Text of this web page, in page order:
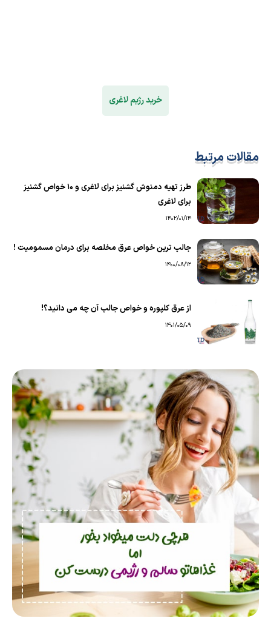
خرید رژیم لاغری
مقالات مرتبط
طرز تهیه دمنوش گشنیز برای لاغری و ۱۰ خواص گشنیز
برای لاغری
1402/01/14
جالب ترین خواص عرق مخلصه برای درمان مسمومیت !
1400/08/12
از عرق کلپوره و خواص جالب آن چه می دانید؟!
1401/05/09